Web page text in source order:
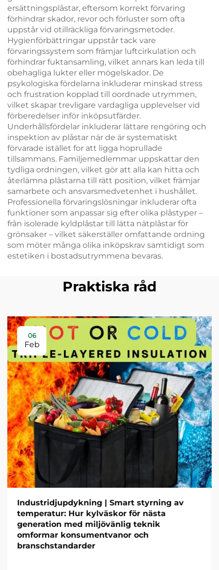
ersättningsplåstar, eftersom korrekt förvaring
förhindrar skador, revor och förluster som ofta
uppstår vid otillräckliga förvaringsmetoder.
Hygienförbättringar uppstår tack vare
förvaringssystem som främjar luftcirkulation och
förhindrar fuktansamling, vilket annars kan leda till
obehagliga lukter eller mögelskador. De
psykologiska fördelarna inkluderar minskad stress
och frustration kopplad till oordnade utrymmen,
vilket skapar trevligare vardagliga upplevelser vid
förberedelser inför inköpsutfärder.
Underhållsfördelar inkluderar lättare rengöring och
inspektion av plåstar när de är systematiskt
förvarade istället for att ligga hoprullade
tillsammans. Familjemedlemmar uppskattar den
tydliga ordningen, vilket gör att alla kan hitta och
återlämna plåstarna till rätt position, vilket främjar
samarbete och ansvarsmedvetenhet i hushållet.
Professionella förvaringslösningar inkluderar ofta
funktioner som anpassar sig efter olika plåstyper –
från isolerade kyldplåstar till lätta nätplåstar för
grönsaker – vilket säkerställer omfattande ordning
som möter många olika inköpskrav samtidigt som
estetiken i bostadsutrymmena bevaras.
Praktiska råd
06
Feb
Industridjupdykning | Smart styrning av
temperatur: Hur kylväskor för nästa
generation med miljövänlig teknik
omformar konsumentvanor och
branschstandarder